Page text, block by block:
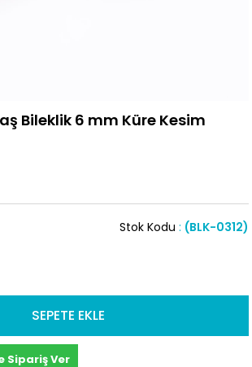
Bileklik 6 mm Küre Kesim
(BLK-0312)
Stok Kodu
Sipariş Ver